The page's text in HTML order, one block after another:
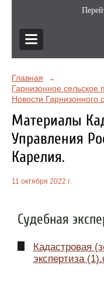
Главная →
Гарнизонное сельское
Новости Гарнизонного
Материалы
Управления
Карелия.
11 октября 2022 г.
Судебная
Кадастровая
экспертиза